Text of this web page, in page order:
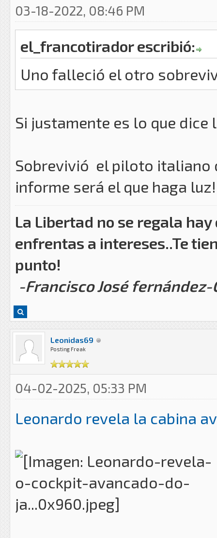
03-18-2022, 08:46 PM
el_francotirador escribió:
Uno falleció el otro
Si justamente es lo que
Sobrevivió el piloto italiano
informe será el que haga
La Libertad no se regala
enfrentas a intereses..Te
punto!
-Francisco José
Leonidas69
Posting Freak
04-02-2025, 05:33 PM
Leonardo revela la cabina